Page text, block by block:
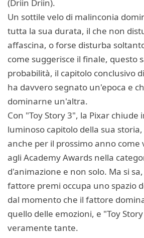
(Driin Driin).
Un sottile velo di malinconia
tutta la sua durata, il che non
affascina, o forse disturba
come suggerisce il finale, questo
probabilità, il capitolo conclusivo
ha davvero segnato un'epoca e
dominarne un'altra.
Con "Toy Story 3", la Pixar chiude
luminoso capitolo della sua
anche per il prossimo anno come
agli Academy Awards nella
d'animazione e non solo. Ma si
fattore premi occupa uno spazio
dal momento che il fattore
quello delle emozioni, e "Toy
veramente tante.